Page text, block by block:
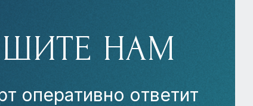
НАМ
оперативно ответит